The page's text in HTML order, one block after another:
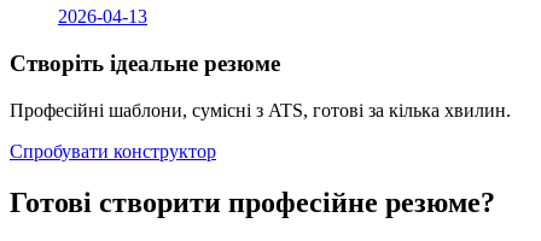
2026-04-13
Створіть ідеальне резюме
Професійні шаблони, сумісні з ATS, готові за кілька хвилин.
Спробувати конструктор
Готові створити професійне резюме?